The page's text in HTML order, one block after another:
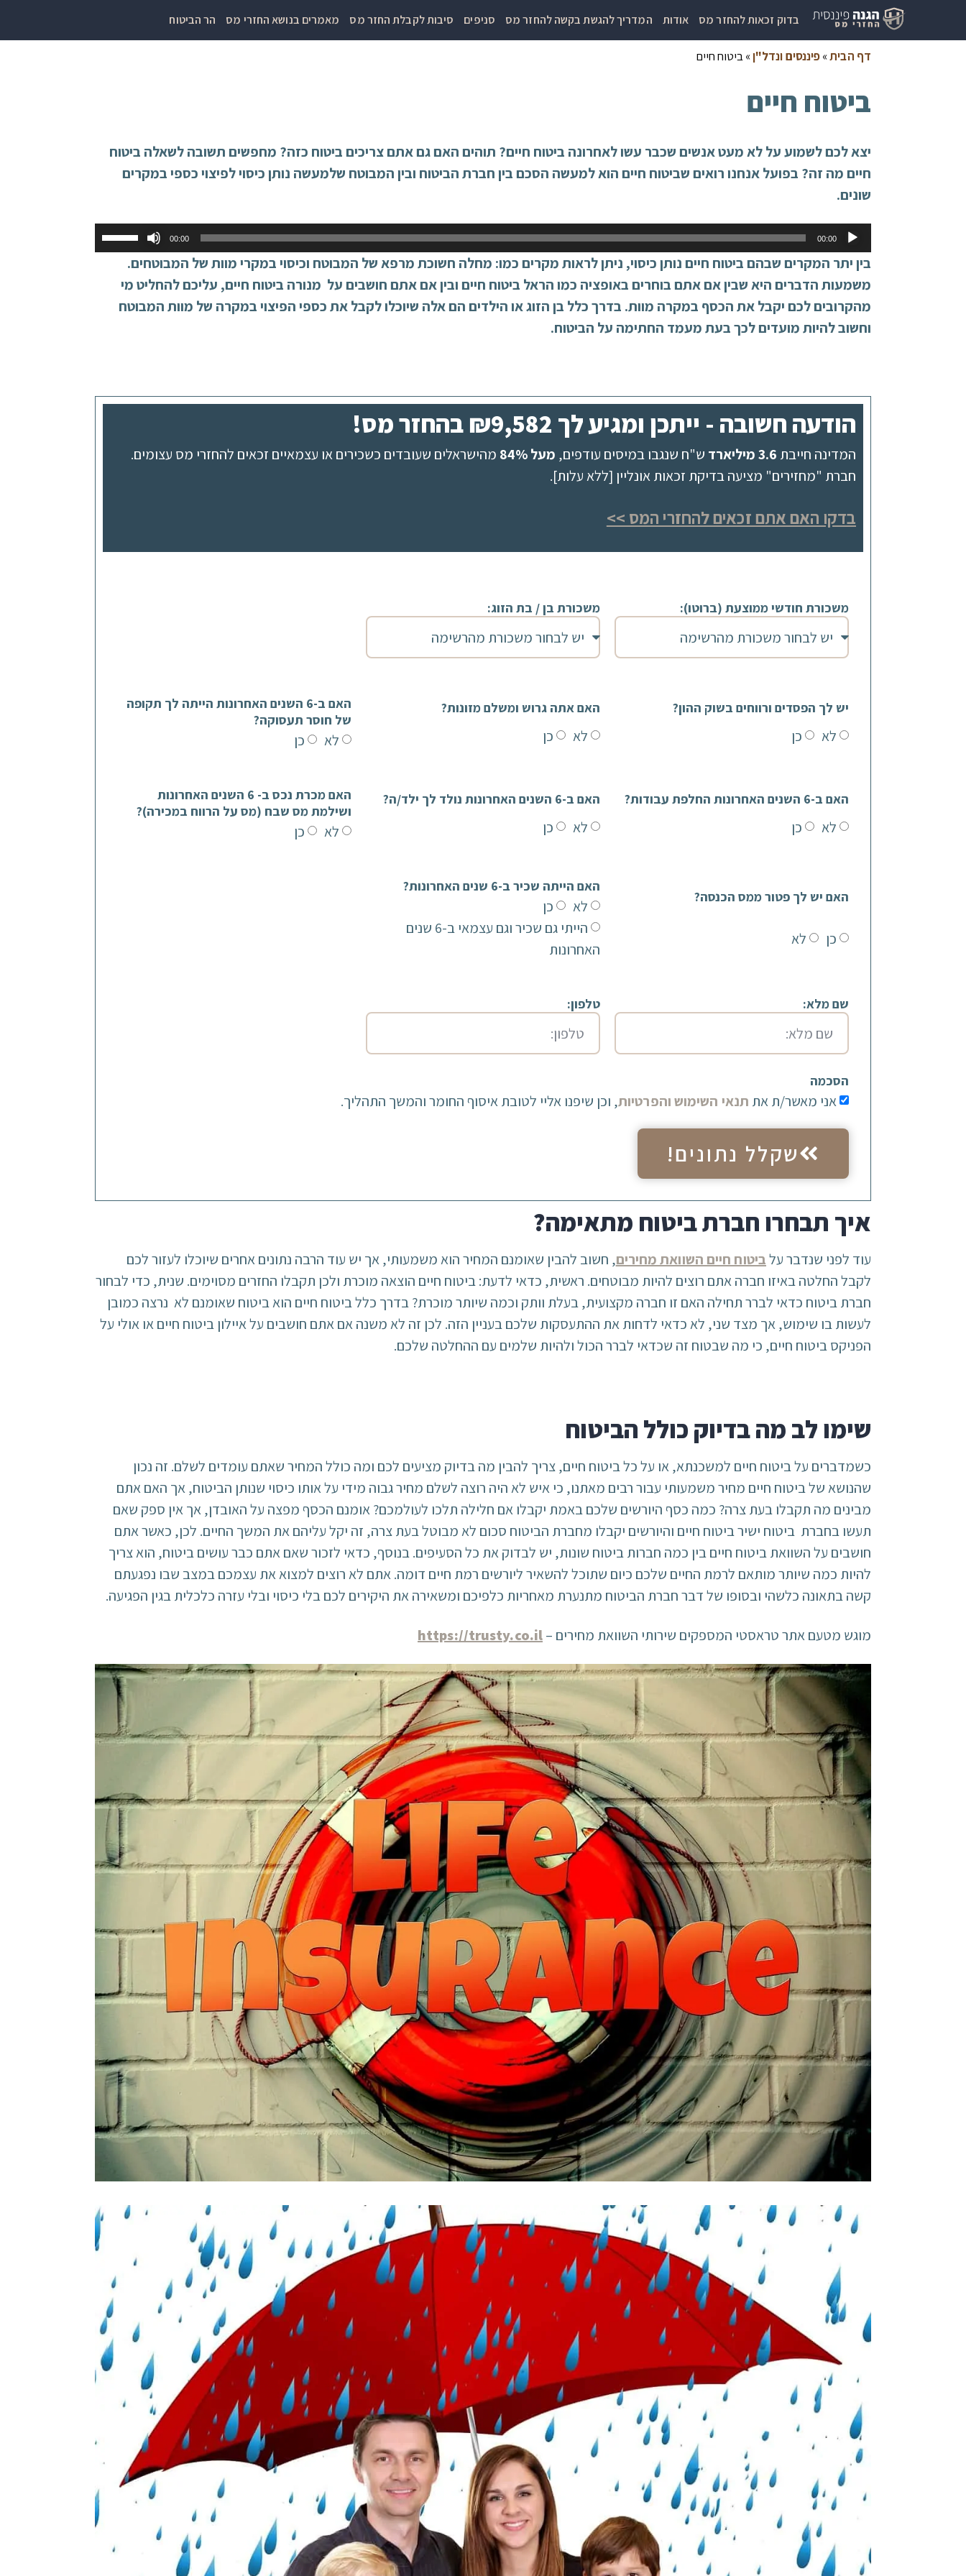
בדוק זכאות להחזר מס אודות המדריך להגשת בקשה להחזר מס סניפים סיבות לקבלת החזר מס מאמרים בנושא החזרי מס הר הביטוח
דף הבית»פיננסים ונדל"ן»ביטוח חיים
ביטוח חיים
יצא לכם לשמוע על לא מעט אנשים שכבר עשו לאחרונה ביטוח חיים? תוהים האם גם אתם צריכים ביטוח כזה? מחפשים תשובה לשאלה ביטוח
חיים מה זה? בפועל אנחנו רואים שביטוח חיים הוא למעשה הסכם בין חברת הביטוח ובין המבוטח שלמעשה נותן כיסוי לפיצוי כספי במקרים
שונים.
אודיו
00:00
00:00
השתמש
במקש
בין יתר המקרים שבהם ביטוח חיים נותן כיסוי, ניתן לראות מקרים כמו: מחלה חשוכת מרפא של המבוטח וכיסוי במקרי מוות של המבוטחים.
משמעות הדברים היא שבין אם אתם בוחרים באופציה כמו הראל ביטוח חיים ובין אם אתם חושבים על מנורה ביטוח חיים, עליכם להחליט מי
מהקרובים לכם יקבל את הכסף במקרה מוות. בדרך כלל בן הזוג או הילדים הם אלה שיוכלו לקבל את כספי הפיצוי במקרה של מוות המבוטח
וחשוב להיות מועדים לכך בעת מעמד החתימה על הביטוח.
הודעה חשובה - ייתכן ומגיע לך ₪9,582 בהחזר מס!
המדינה חייבת 3.6 מיליארד ש"ח שנגבו במיסים עודפים, מעל 84%
מהישראלים שעובדים כשכירים או עצמאיים זכאים להחזרי מס עצומים.
חברת "מחזירים" מציעה בדיקת זכאות אונליין [ללא עלות].
בדקו האם אתם זכאים להחזרי המס >>
משכורת חודשי ממוצעת (ברוטו): משכורת בן / בת הזוג:
יש לך הפסדים ורווחים בשוק ההון?
לא כן
האם אתה גרוש ומשלם מזונות?
לא כן
האם ב-6 השנים האחרונות הייתה לך תקופה
של חוסר תעסוקה?
לא כן
האם ב-6 השנים האחרונות החלפת עבודות?
לא כן
האם ב-6 השנים האחרונות נולד לך ילד/ה?
לא כן
האם מכרת נכס ב- 6 השנים האחרונות
ושילמת מס שבח (מס על הרווח במכירה)?
לא כן
האם יש לך פטור ממס הכנסה?
כן לא
האם הייתה שכיר ב-6 שנים האחרונות?
לא
כן
הייתי גם שכיר וגם עצמאי ב-6 שנים
האחרונות
שם מלא: טלפון:
הסכמה
אני מאשר/ת את תנאי השימוש והפרטיות, וכן שיפנו אליי לטובת איסוף החומר והמשך התהליך.
שקלל נתונים!
איך תבחרו חברת ביטוח מתאימה?
עוד לפני שנדבר עלביטוח חיים השוואת מחירים, חשוב להבין שאומנם המחיר הוא משמעותי, אך יש עוד הרבה נתונים אחרים שיוכלו לעזור לכם
לקבל החלטה באיזו חברה אתם רוצים להיות מבוטחים. ראשית, כדאי לדעת: ביטוח חיים הוצאה מוכרת ולכן תקבלו החזרים מסוימים. שנית, כדי לבחור
חברת ביטוח כדאי לברר תחילה האם זו חברה מקצועית, בעלת וותק וכמה שיותר מוכרת? בדרך כלל ביטוח חיים הוא ביטוח שאומנם לא נרצה כמובן
לעשות בו שימוש, אך מצד שני, לא כדאי לדחות את ההתעסקות שלכם בעניין הזה. לכן זה לא משנה אם אתם חושבים על איילון ביטוח חיים או אולי על
הפניקס ביטוח חיים, כי מה שבטוח זה שכדאי לברר הכול ולהיות שלמים עם ההחלטה שלכם.
שימו לב מה בדיוק כולל הביטוח
כשמדברים על ביטוח חיים למשכנתא, או על כל ביטוח חיים, צריך להבין מה בדיוק מציעים לכם ומה כולל המחיר שאתם עומדים לשלם. זה נכון
שהנושא של ביטוח חיים מחיר משמעותי עבור רבים מאתנו, כי איש לא היה רוצה לשלם מחיר גבוה מידי על אותו כיסוי שנותן הביטוח, אך האם אתם
מבינים מה תקבלו בעת צרה? כמה כסף היורשים שלכם באמת יקבלו אם חלילה תלכו לעולמכם? אומנם הכסף מפצה על האובדן, אך אין ספק שאם
תעשו בחברת ביטוח ישיר ביטוח חיים והיורשים יקבלו מחברת הביטוח סכום לא מבוטל בעת צרה, זה יקל עליהם את המשך החיים. לכן, כאשר אתם
חושבים על השוואת ביטוח חיים בין כמה חברות ביטוח שונות, יש לבדוק את כל הסעיפים. בנוסף, כדאי לזכור שאם אתם כבר עושים ביטוח, הוא צריך
להיות כמה שיותר מותאם לרמת החיים שלכם כיום שתוכל להשאיר ליורשים רמת חיים דומה. אתם לא רוצים למצוא את עצמכם במצב שבו נפגעתם
קשה בתאונה כלשהי ובסופו של דבר חברת הביטוח מתנערת מאחריות כלפיכם ומשאירה את היקירים לכם בלי כיסוי ובלי עזרה כלכלית בגין הפגיעה.
מוגש מטעם אתר טראסטי המספקים שירותי השוואת מחירים –https://trusty.co.il